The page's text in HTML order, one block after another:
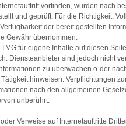
vorfinden, wurden nach
und geprüft. Für die Richtigkeit,
der bereit gestellten
Gewähr übernommen.
für eigene Inhalte auf diesen
Diensteanbieter sind jedoch nicht
zu überwachen o-der
hinweisen. Verpflichtungen
nach den allgemeinen
unberührt.
Verweise auf Internetauftritte